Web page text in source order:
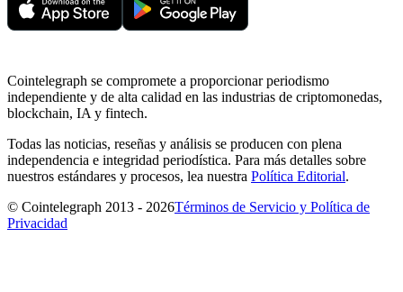
Cointelegraph se compromete a proporcionar periodismo
independiente y de alta calidad en las industrias de criptomonedas,
blockchain, IA y fintech.
Todas las noticias, reseñas y análisis se producen con plena
independencia e integridad periodística. Para más detalles sobre
nuestros estándares y procesos, lea nuestra Política Editorial.
© Cointelegraph 2013 - 2026Términos de Servicio y Política de
Privacidad